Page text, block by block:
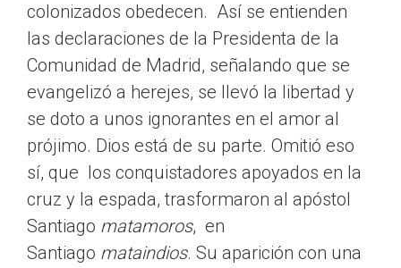
colonizados obedecen. Así se entienden
las declaraciones de la Presidenta de la
Comunidad de Madrid, señalando que se
evangelizó a herejes, se llevó la libertad y
se doto a unos ignorantes en el amor al
prójimo. Dios está de su parte. Omitió eso
sí, que los conquistadores apoyados en la
cruz y la espada, trasformaron al apóstol
Santiago matamoros, en
Santiago mataindios. Su aparición con una